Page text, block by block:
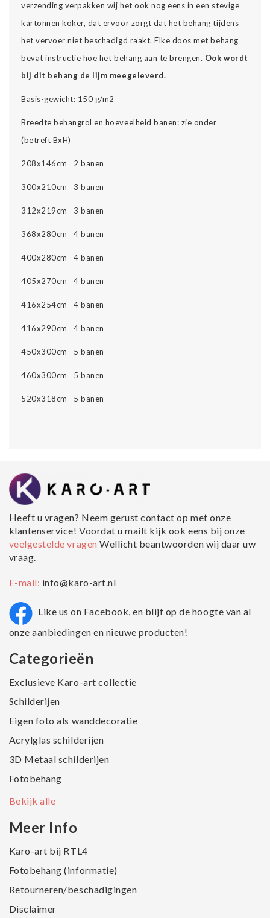
verzending verpakken wij het ook nog eens in een stevige
kartonnen koker, dat ervoor zorgt dat het behang tijdens
het vervoer niet beschadigd raakt. Elke doos met behang
bevat instructie hoe het behang aan te brengen. Ook wordt
bij dit behang de lijm meegeleverd.
Basis-gewicht: 150 g/m2
Breedte behangrol en hoeveelheid banen: zie onder
(betreft BxH)
208x146cm 2 banen
300x210cm 3 banen
312x219cm 3 banen
368x280cm 4 banen
400x280cm 4 banen
405x270cm 4 banen
416x254cm 4 banen
416x290cm 4 banen
450x300cm 5 banen
460x300cm 5 banen
520x318cm 5 banen
Heeft u vragen? Neem gerust contact op met onze
klantenservice! Voordat u mailt kijk ook eens bij onze
veelgestelde vragenWellicht beantwoorden wij daar uw
vraag.
E-mail: info@karo-art.nl
Like us on Facebook, en blijf op de hoogte van al
onze aanbiedingen en nieuwe producten!
Categorieën
Exclusieve Karo-art collectie
Schilderijen
Eigen foto als wanddecoratie
Acrylglas schilderijen
3D Metaal schilderijen
Fotobehang
Bekijk alle
Meer Info
Karo-art bij RTL4
Fotobehang (informatie)
Retourneren/beschadigingen
Disclaimer